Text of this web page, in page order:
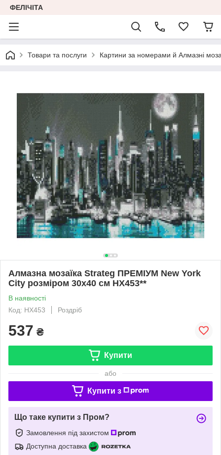
ФЕЛІЧІТА
Товари та послуги Картини за номерами й Алмазні
Алмазна мозаїка Strateg ПРЕМІУМ New York
City розміром 30х40 см HX453**
В наявності
Код: HX453
Роздріб
537 ₴
Купити
або
Купити з
Що таке купити з Пром?
Замовлення під захистом
Доступна доставка